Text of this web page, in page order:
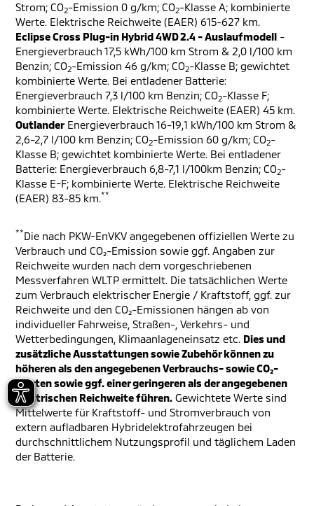
Strom; CO2-Emission 0 g/km; CO2-Klasse A; kombinierte
Werte. Elektrische Reichweite (EAER) 615-627 km.
Eclipse Cross Plug-in Hybrid 4WD 2.4 - Auslaufmodell -
Energieverbrauch 17,5 kWh/100 km Strom & 2,0 l/100 km
Benzin; CO2-Emission 46 g/km; CO2-Klasse B; gewichtet
kombinierte Werte. Bei entladener Batterie:
Energieverbrauch 7,3 l/100 km Benzin; CO2-Klasse F;
kombinierte Werte. Elektrische Reichweite (EAER) 45 km.
Outlander Energieverbrauch 16-19,1 kWh/100 km Strom &
2,6-2,7 l/100 km Benzin; CO2-Emission 60 g/km; CO2-
Klasse B; gewichtet kombinierte Werte. Bei entladener
Batterie: Energieverbrauch 6,8-7,1 l/100km Benzin; CO2-
Klasse E-F; kombinierte Werte. Elektrische Reichweite
(EAER) 83-85 km.**
**Die nach PKW-EnVKV angegebenen offiziellen Werte zu
Verbrauch und CO₂-Emission sowie ggf. Angaben zur
Reichweite wurden nach dem vorgeschriebenen
Messverfahren WLTP ermittelt. Die tatsächlichen Werte
zum Verbrauch elektrischer Energie / Kraftstoff, ggf. zur
Reichweite und den CO₂-Emissionen hängen ab von
individueller Fahrweise, Straßen-, Verkehrs- und
Wetterbedingungen, Klimaanlageneinsatz etc. Dies und
zusätzliche Ausstattungen sowie Zubehör können zu
höheren als den angegebenen Verbrauchs- sowie CO₂-
Werten sowie ggf. einer geringeren als der angegebenen
elektrischen Reichweite führen. Gewichtete Werte sind
Mittelwerte für Kraftstoff- und Stromverbrauch von
extern aufladbaren Hybridelektrofahrzeugen bei
durchschnittlichem Nutzungsprofil und täglichem Laden
der Batterie.